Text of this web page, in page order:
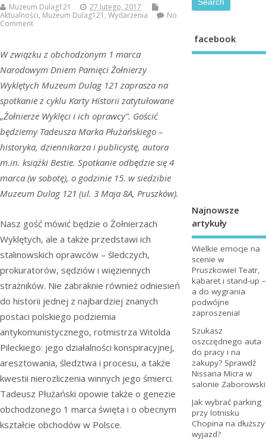
Muzeum Dulag121
27 lutego, 2017
Aktualności, Muzeum Dulag121 , Wydarzenia
No
Comment
W związku z obchodzonym 1 marca
Narodowym Dniem Pamięci Żołnierzy
Wyklętych Muzeum Dulag 121 zaprasza na
spotkanie z cyklu Karty Historii zatytułowane
„Żołnierze Wyklęci i ich oprawcy”. Gościć
będziemy Tadeusza Marka Płużańskiego –
historyka, dziennikarza i publicystę, autora
m.in. książki Bestie. Spotkanie odbędzie się 4
marca (w sobotę), o godzinie 15. w siedzibie
Muzeum Dulag 121 (ul. 3 Maja 8A, Pruszków).
Nasz gość mówić będzie o Żołnierzach
Wyklętych, ale a także przedstawi ich
stalinowskich oprawców – śledczych,
prokuratorów, sędziów i więziennych
strażników. Nie zabraknie również odniesień
do historii jednej z najbardziej znanych
postaci polskiego podziemia
antykomunistycznego, rotmistrza Witolda
Pileckiego: jego działalności konspiracyjnej,
aresztowania, śledztwa i procesu, a także
kwestii nierozliczenia winnych jego śmierci.
Tadeusz Płużański opowie także o genezie
obchodzonego 1 marca święta i o obecnym
kształcie obchodów w Polsce.
facebook
Najnowsze
artykuły
Wielkie emocje na
scenie w
Pruszkowie! Teatr,
kabaret i stand-up –
a do wygrania
podwójne
zaproszenia!
Szukasz
oszczędnego auta
do pracy i na
zakupy? Sprawdź
Nissana Micra w
salonie Zaborowski
Jak wybrać parking
przy lotnisku
Chopina na dłuższy
wyjazd?